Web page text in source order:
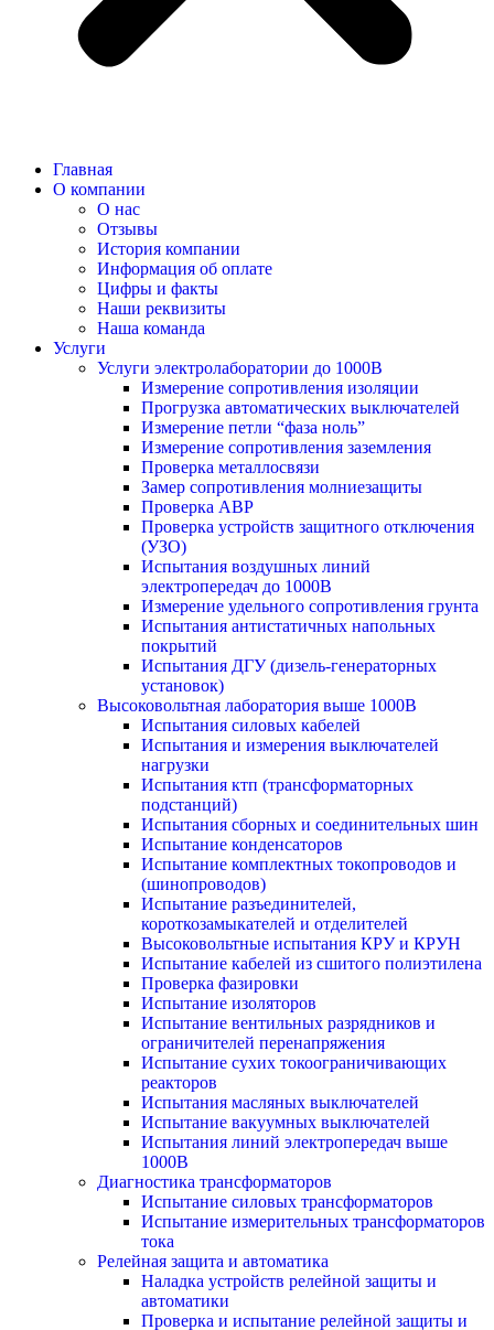
Главная
О компании
О нас
Отзывы
История компании
Информация об оплате
Цифры и факты
Наши реквизиты
Наша команда
Услуги
Услуги электролаборатории до 1000В
Измерение сопротивления изоляции
Прогрузка автоматических выключателей
Измерение петли “фаза ноль”
Измерение сопротивления заземления
Проверка металлосвязи
Замер сопротивления молниезащиты
Проверка АВР
Проверка устройств защитного отключения
(УЗО)
Испытания воздушных линий
электропередач до 1000В
Измерение удельного сопротивления грунта
Испытания антистатичных напольных
покрытий
Испытания ДГУ (дизель-генераторных
установок)
Высоковольтная лаборатория выше 1000В
Испытания силовых кабелей
Испытания и измерения выключателей
нагрузки
Испытания ктп (трансформаторных
подстанций)
Испытания сборных и соединительных шин
Испытание конденсаторов
Испытание комплектных токопроводов и
(шинопроводов)
Испытание разъединителей,
короткозамыкателей и отделителей
Высоковольтные испытания КРУ и КРУН
Испытание кабелей из сшитого полиэтилена
Проверка фазировки
Испытание изоляторов
Испытание вентильных разрядников и
ограничителей перенапряжения
Испытание сухих токоограничивающих
реакторов
Испытания масляных выключателей
Испытание вакуумных выключателей
Испытания линий электропередач выше
1000В
Диагностика трансформаторов
Испытание силовых трансформаторов
Испытание измерительных трансформаторов
тока
Релейная защита и автоматика
Наладка устройств релейной защиты и
автоматики
Проверка и испытание релейной защиты и